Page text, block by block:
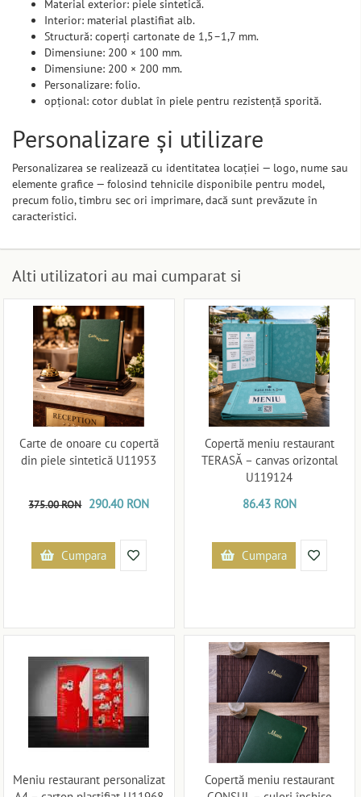
Material exterior: piele sintetică.
Interior: material plastifiat alb.
Structură: coperți cartonate de 1,5–1,7 mm.
Dimensiune: 200 × 100 mm.
Dimensiune: 200 × 200 mm.
Personalizare: folio.
opțional: cotor dublat în piele pentru rezistență sporită.
Personalizare și utilizare
Personalizarea se realizează cu identitatea locației — logo, nume sau
elemente grafice — folosind tehnicile disponibile pentru model,
precum folio, timbru sec ori imprimare, dacă sunt prevăzute în
caracteristici.
Alti utilizatori au mai cumparat si
Carte de onoare cu copertă
din piele sintetică U11953
375.00 RON 290.40 RON
Cumpara
Copertă meniu restaurant
TERASĂ – canvas orizontal
U119124
86.43 RON
Cumpara
Meniu restaurant personalizat
Copertă meniu restaurant